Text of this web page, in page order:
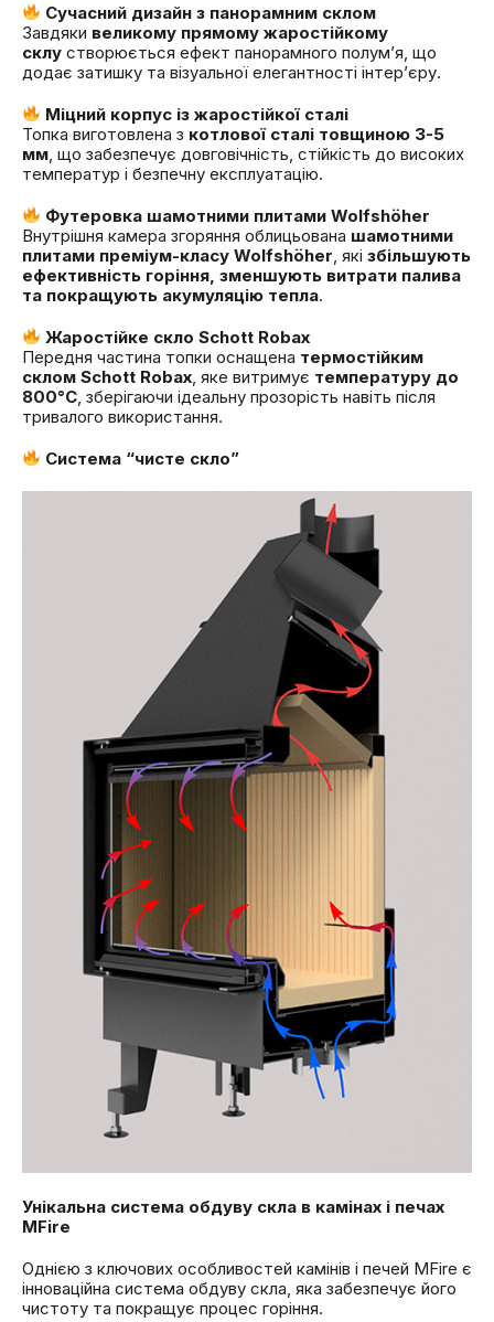
Сучасний дизайн з панорамним склом
Завдяки великому прямому жаростійкому
склу створюється ефект панорамного полум’я, що
додає затишку та візуальної елегантності інтер’єру.
Міцний корпус із жаростійкої сталі
Топка виготовлена з котлової сталі товщиною 3-5
мм , що забезпечує довговічність, стійкість до високих
температур і безпечну експлуатацію.
Футеровка шамотними плитами Wolfshöher
Внутрішня камера згоряння облицьована шамотними
плитами преміум-класу Wolfshöher , які збільшують
ефективність горіння, зменшують витрати палива
та покращують акумуляцію тепла.
Жаростійке скло Schott Robax
Передня частина топки оснащена термостійким
склом Schott Robax , яке витримує температуру до
800°C , зберігаючи ідеальну прозорість навіть після
тривалого використання.
Система “чисте скло”
Унікальна система обдуву скла в камінах і печах
MFire
Однією з ключових особливостей камінів і печей MFire є
інноваційна система обдуву скла, яка забезпечує його
чистоту та покращує процес горіння.